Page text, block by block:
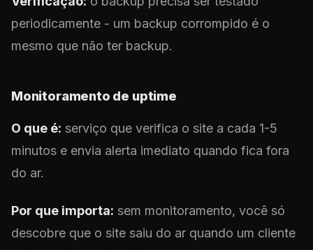
periodicamente - um backup corrompido é o
mesmo que não ter backup.
Monitoramento de uptime
O que é: serviço que verifica o site a cada 1-5
minutos e envia alerta imediato quando fica fora
do ar.
Por que importa: sem monitoramento, você só
descobre que o site saiu do ar quando um cliente